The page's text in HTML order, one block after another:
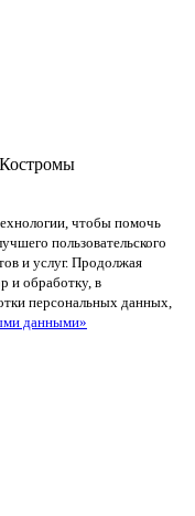
чтобы помочь
пользовательского
и услуг. Продолжая
и обработку, в
персональных данных,
данными»